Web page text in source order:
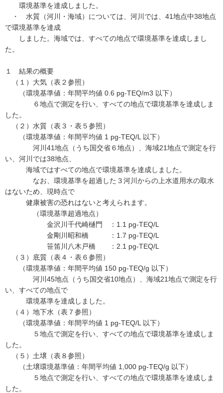
環境基準を達成しました。
・ 水質（河川・海域）については、河川では、41地点中38地点
で環境基準を達成
しました。海域では、すべての地点で環境基準を達成しまし
た。
１ 結果の概要
（１）大気（表２参照）
（環境基準値：年間平均値 0.6 pg-TEQ/m3 以下）
６地点で測定を行い、すべての地点で環境基準を達成しま
した。
（２）水質（表３・表５参照）
（環境基準値：年間平均値 1 pg-TEQ/L 以下）
河川41地点（うち国交省６地点）、海域21地点で測定を行
い、河川では38地点、
海域ではすべての地点で環境基準を達成しました。
なお、環境基準を超過した３河川からの上水道用水の取水
はないため、現時点で
健康被害の恐れはないと考えられます。
（環境基準超過地点）
金沢川千代崎樋門 ：1.1 pg-TEQ/L
金剛川昭和橋 ：1.7 pg-TEQ/L
笹笛川八木戸橋 ：2.1 pg-TEQ/L
（３）底質（表４・表６参照）
（環境基準値：年間平均値 150 pg-TEQ/g 以下）
河川45地点（うち国交省10地点）、海域21地点で測定を行
い、すべての地点で
環境基準を達成しました。
（４）地下水（表７参照）
（環境基準値：年間平均値 1 pg-TEQ/L 以下）
５地点で測定を行い、すべての地点で環境基準を達成しま
した。
（５）土壌（表８参照）
（土壌環境基準値：年間平均値 1,000 pg-TEQ/g 以下）
５地点で測定を行い、すべての地点で環境基準を達成しま
した。